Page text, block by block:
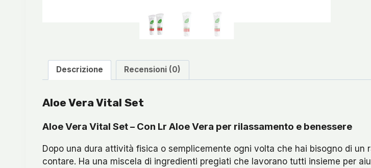
Descrizione Recensioni (0)
Aloe Vera Vital Set
Aloe Vera Vital Set – Con Lr Aloe Vera per rilassamento e benessere
Dopo una dura attività fisica o semplicemente ogni volta che hai bisogno di
contare. Ha una miscela di ingredienti pregiati che lavorano tutti insieme per